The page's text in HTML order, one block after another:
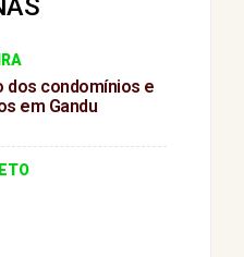
dos condomínios e
em Gandu